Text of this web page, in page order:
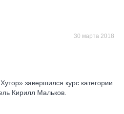
30 марта 2018
завершился курс категории
Кирилл Мальков.